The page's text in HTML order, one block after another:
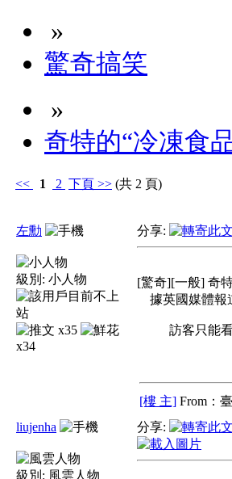
»
驚奇搞笑
»
奇特的“冷凍食
<< 1 2 下頁 >> (共 2 頁)
左勳
級別: 小人物
x35
x34
分享:
[驚奇][一般] 奇
據英國媒體報
訪客只能
[樓 主] From：
liujenha
級別: 風雲人物
分享: